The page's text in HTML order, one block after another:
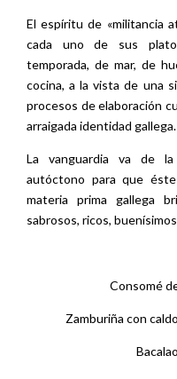
El espíritu de «militancia
cada uno de sus
temporada, de mar, de
cocina, a la vista de una
procesos de elaboración
arraigada identidad gallega.
La vanguardia va de
autóctono para que
materia prima gallega
sabrosos, ricos,
Consomé
Zamburiña con